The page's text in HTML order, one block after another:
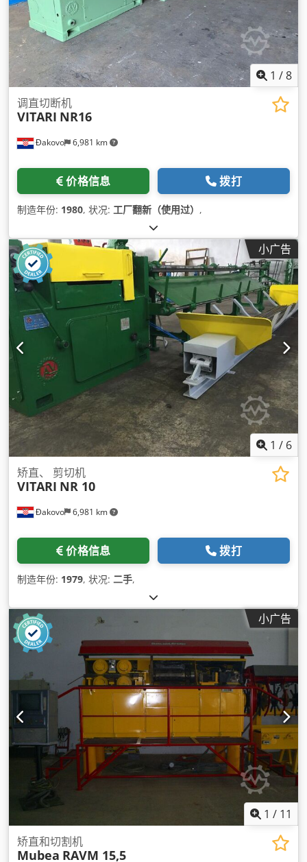
1 /8
Đakovo 6,981 km
调直切断机
VITARI NR16
价格信息 拨打
制造年份: 1980, 状况: 工厂翻新（使用过） ,
小广告
1 / 6
Đakovo 6,981 km
矫直、 剪切机
VITARI NR 10
价格信息 拨打
制造年份: 1979, 状况: 二手,
小广告
1 / 11
矫直和切割机
Mubea RAVM 15,5